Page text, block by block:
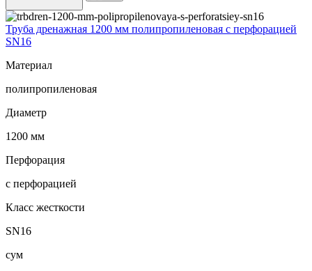
Труба дренажная 1200 мм полипропиленовая с перфорацией
SN16
Материал
полипропиленовая
Диаметр
1200 мм
Перфорация
с перфорацией
Класс жесткости
SN16
сум